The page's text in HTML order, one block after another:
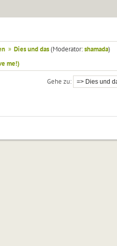
» Dies und das (Moderator:shamada)
me!)
Gehe zu